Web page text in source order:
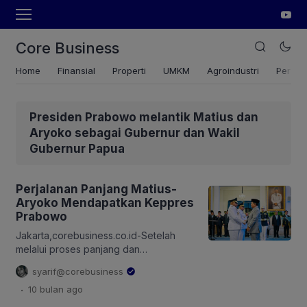
Core Business
Home Finansial Properti UMKM Agroindustri
Presiden Prabowo melantik Matius dan
Aryoko sebagai Gubernur dan Wakil
Gubernur Papua
Perjalanan Panjang Matius-
Aryoko Mendapatkan Keppres
Prabowo
Jakarta,corebusiness.co.id-Setelah
melalui proses panjang dan
melelahkan, pasangan calon gubernur
dan wakil gubernur Papua nomor urut 2
Mathius-Aryoko bisa melenggang
syarif@corebusiness
. 10 bulan ago